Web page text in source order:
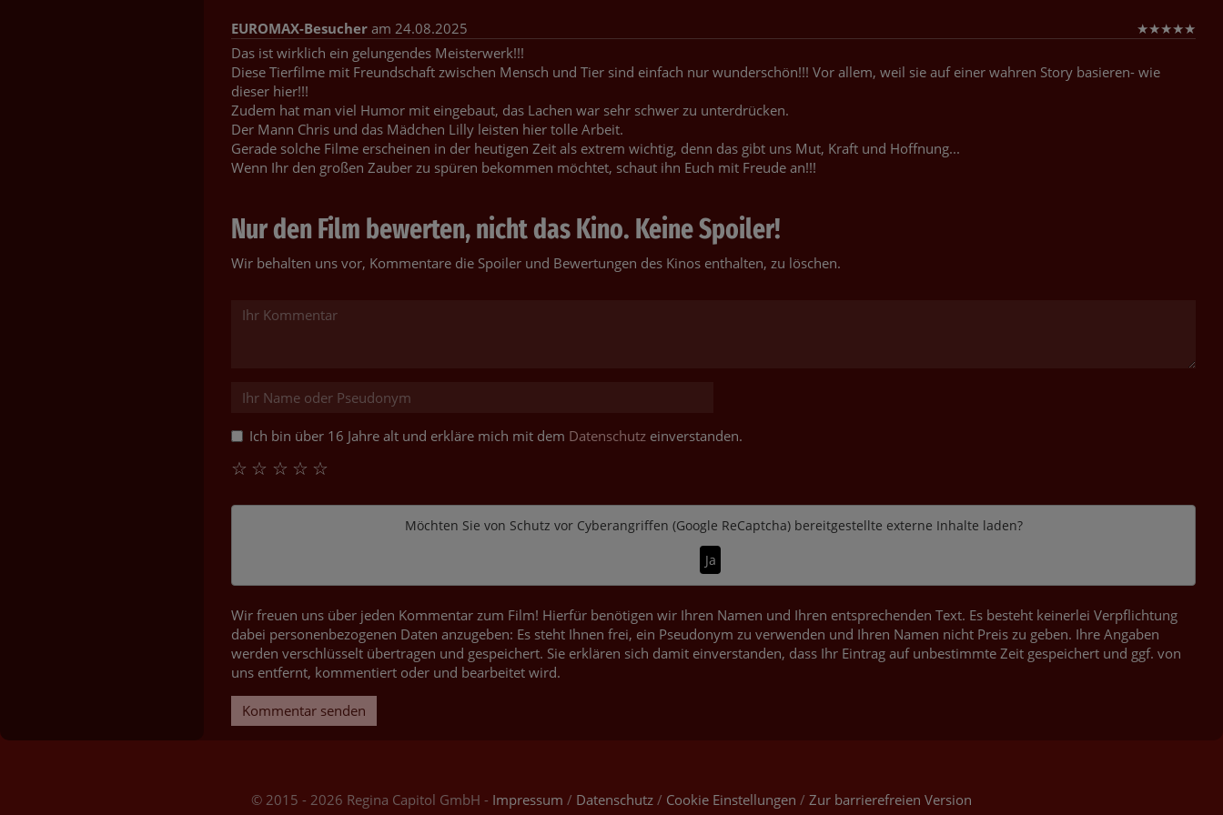
EUROMAX-Besucher am 24.08.2025 ★★★★★
Das ist wirklich ein gelungendes Meisterwerk!!!
Diese Tierfilme mit Freundschaft zwischen Mensch und Tier sind einfach nur wunderschön!!! Vor allem, weil sie auf einer wahren Story basieren- wie
dieser hier!!!
Zudem hat man viel Humor mit eingebaut, das Lachen war sehr schwer zu unterdrücken.
Der Mann Chris und das Mädchen Lilly leisten hier tolle Arbeit.
Gerade solche Filme erscheinen in der heutigen Zeit als extrem wichtig, denn das gibt uns Mut, Kraft und Hoffnung...
Wenn Ihr den großen Zauber zu spüren bekommen möchtet, schaut ihn Euch mit Freude an!!!
Nur den Film bewerten, nicht das Kino. Keine Spoiler!
Wir behalten uns vor, Kommentare die Spoiler und Bewertungen des Kinos enthalten, zu löschen.
Ich bin über 16 Jahre alt und erkläre mich mit dem Datenschutz einverstanden.
☆
☆
☆
☆
☆
Möchten Sie von Schutz vor Cyberangriffen (Google ReCaptcha)bereitgestellte externe Inhalte laden?
Ja
Wir freuen uns über jeden Kommentar zum Film! Hierfür benötigen wir Ihren Namen und Ihren entsprechenden Text. Es besteht keinerlei Verpflichtung
dabei personenbezogenen Daten anzugeben: Es steht Ihnen frei, ein Pseudonym zu verwenden und Ihren Namen nicht Preis zu geben. Ihre Angaben
werden verschlüsselt übertragen und gespeichert. Sie erklären sich damit einverstanden, dass Ihr Eintrag auf unbestimmte Zeit gespeichert und ggf. von
uns entfernt, kommentiert oder und bearbeitet wird.
Kommentar senden
© 2015 - 2026 Regina Capitol GmbH - Impressum / Datenschutz / Cookie Einstellungen / Zur barrierefreien Version